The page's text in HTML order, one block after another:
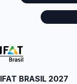
IFAT BRASIL 2027